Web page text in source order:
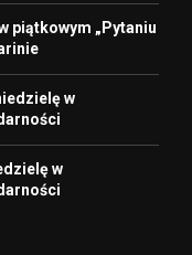
piątkowym „Pytaniu
w
w